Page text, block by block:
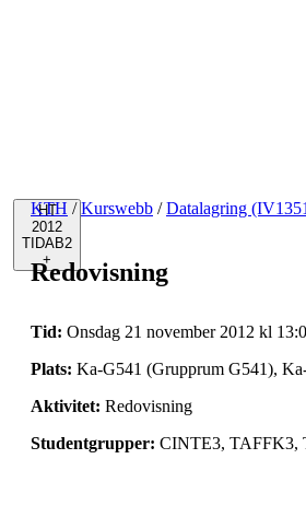
HT
2012
TIDAB2
+
KTH / Kurswebb / Datalagring
Redovisning
Tid: Onsdag 21 november 2012 kl
Plats: Ka-G541 (Grupprum G541),
Aktivitet: Redovisning
Studentgrupper: CINTE3,